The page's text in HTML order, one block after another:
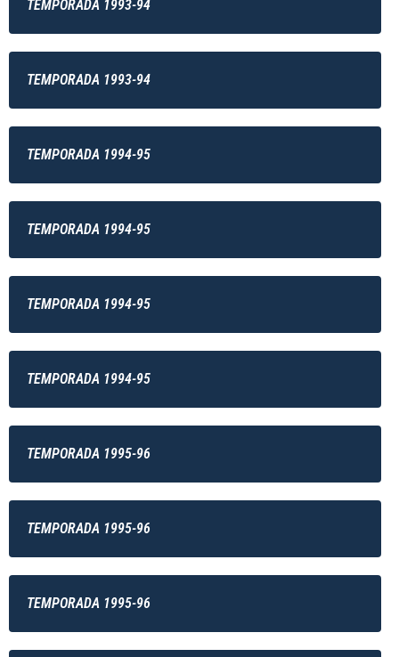
TEMPORADA 1993-94
TEMPORADA 1993-94
TEMPORADA 1994-95
TEMPORADA 1994-95
TEMPORADA 1994-95
TEMPORADA 1994-95
TEMPORADA 1995-96
TEMPORADA 1995-96
TEMPORADA 1995-96